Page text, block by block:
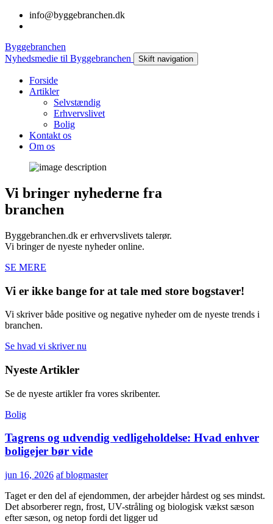
info@byggebranchen.dk
Byggebranchen
Nyhedsmedie til Byggebranchen
Skift navigation
Forside
Artikler
Selvstændig
Erhvervslivet
Bolig
Kontakt os
Om os
Vi bringer nyhederne fra
branchen
Byggebranchen.dk er erhvervslivets talerør.
Vi bringer de nyeste nyheder online.
SE MERE
Vi er ikke bange for at tale med store bogstaver!
Vi skriver både positive og negative nyheder om de nyeste trends i
branchen.
Se hvad vi skriver nu
Nyeste Artikler
Se de nyeste artikler fra vores skribenter.
Bolig
Tagrens og udvendig vedligeholdelse: Hvad enhver
boligejer bør vide
jun 16, 2026 af blogmaster
Taget er den del af ejendommen, der arbejder hårdest og ses mindst.
Det absorberer regn, frost, UV-stråling og biologisk vækst sæson
efter sæson, og netop fordi det ligger ud